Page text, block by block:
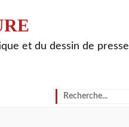
et du dessin de presse